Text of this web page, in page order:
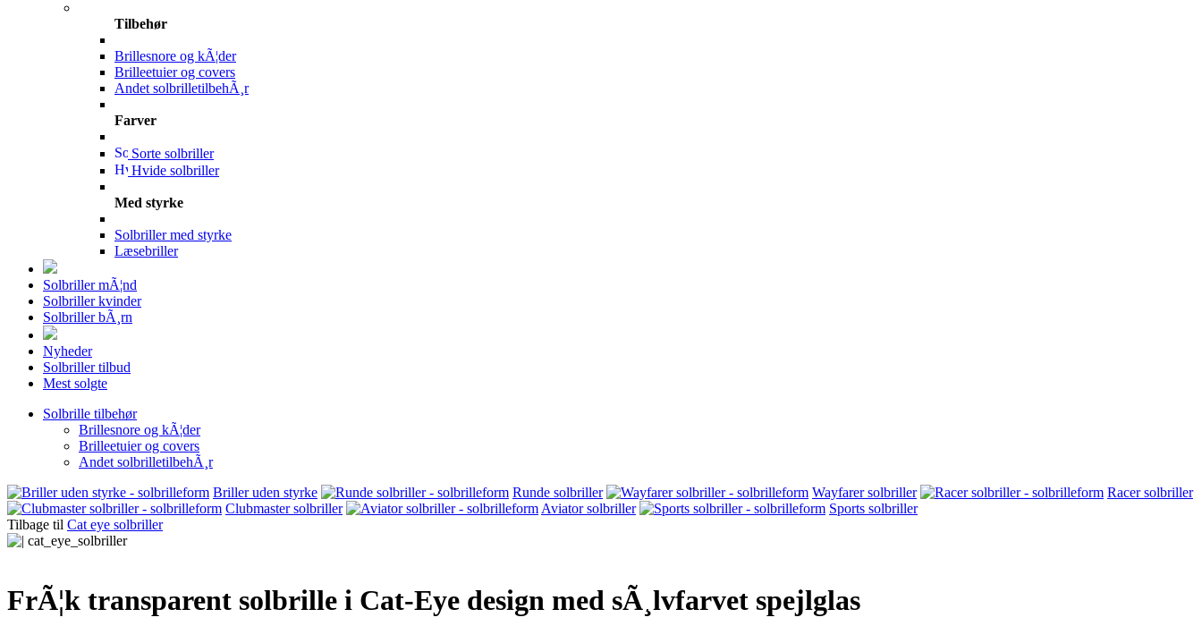
Tilbehør
Brillesnore og kÃ¦der
Brilleetuier og covers
Andet solbrilletilbehÃ¸r
Farver
Sorte solbriller
Hvide solbriller
Med styrke
Solbriller med styrke
Læsebriller
Solbriller mÃ¦nd
Solbriller kvinder
Solbriller bÃ¸rn
Nyheder
Solbriller tilbud
Mest solgte
Solbrille tilbehør
Brillesnore og kÃ¦der
Brilleetuier og covers
Andet solbrilletilbehÃ¸r
Briller uden styrke
Runde solbriller Wayfarer solbriller
Racer solbriller
Clubmaster solbriller
Aviator solbriller
Sports solbriller
Tilbage til Cat eye solbriller
FrÃ¦k transparent solbrille i Cat-Eye design med sÃ¸lvfarvet spejlglas